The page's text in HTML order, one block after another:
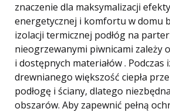
znaczenie dla maksymalizacji
energetycznej i komfortu w domu
izolacji termicznej podłóg na
nieogrzewanymi piwnicami zależy
i dostępnych materiałów .
drewnianego większość ciepła
podłogę i ściany, dlatego
obszarów. Aby zapewnić pełną